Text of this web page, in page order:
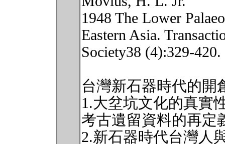
1948 The Lower
Eastern Asia.
Society38 (4):329-420.
台灣新石器時代的開
1.大坌坑文化的真實
考古遺留資料的再定
2.新石器時代台灣人